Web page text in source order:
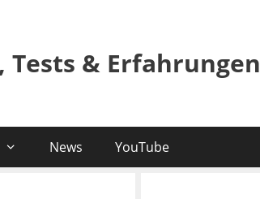
& Erfahrungen
News YouTube